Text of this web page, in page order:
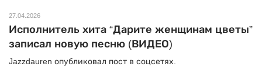
27.04.2026
Исполнитель хита “Дарите женщинам цветы”
записал новую песню (ВИДЕО)
Jazzdauren опубликовал пост в соцсетях.